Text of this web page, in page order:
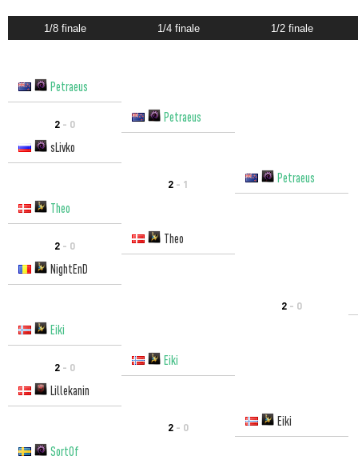
1/8 finale 1/4 finale 1/2 finale
Petraeus
2 - 0
Petraeus
sLivko
2 - 1
Petraeus
Theo
2 - 0
Theo
NightEnD
2 - 0
Eiki
2 - 0
Eiki
Lillekanin
2 - 0
Eiki
SortOf